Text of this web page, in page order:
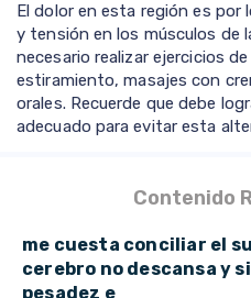
El dolor en esta región es por
y tensión en los músculos de
necesario realizar ejercicios
estiramiento, masajes con
orales. Recuerde que debe
adecuado para evitar esta
Contenido
me cuesta conciliar el
cerebro no descansa y
pesadez e